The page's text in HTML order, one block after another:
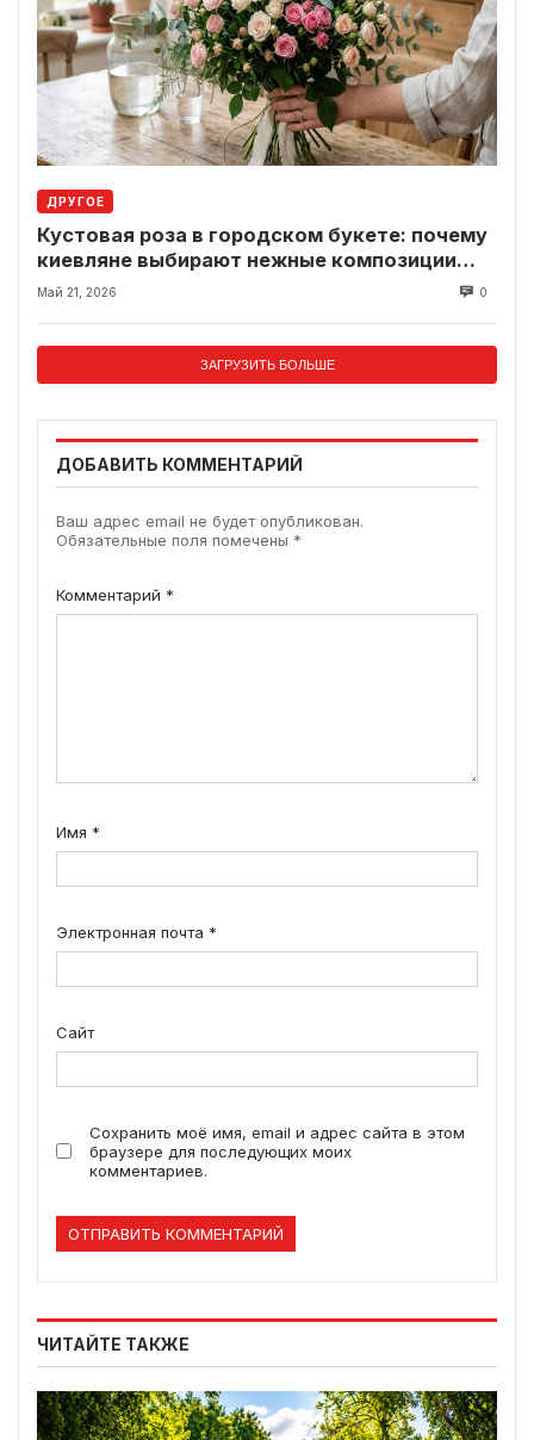
ДРУГОЕ
Кустовая роза в городском букете: почему
киевляне выбирают нежные композиции
вместо классики
Май 21, 2026 0
ЗАГРУЗИТЬ БОЛЬШЕ
ДОБАВИТЬ КОММЕНТАРИЙ
Ваш адрес email не будет опубликован.
Обязательные поля помечены *
Комментарий *
Имя *
Электронная почта *
Сайт
Сохранить моё имя, email и адрес сайта в этом
браузере для последующих моих
комментариев.
ЧИТАЙТЕ ТАКЖЕ